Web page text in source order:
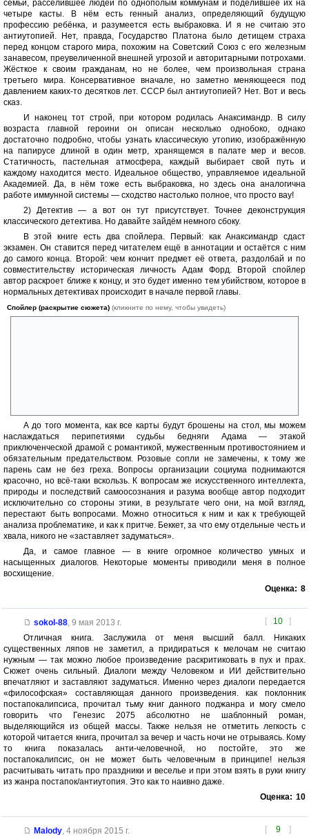
семьи, расселившее людей по однополым коммунам и поделившее их на
четыре касты. В нём есть генный анализ, определяющий будущую
профессию ребёнка, и разумеется есть выбраковка. И я не считаю это
антиутопией. Нет, правда, Государство Платона было детищем страха
перед концом старого мира, похожим на Советский Союз с его железным
занавесом, преувеличенной внешней угрозой и авторитарными потрохами.
Жёсткое к своим гражданам, но не более, чем произвольная страна
третьего мира. Консервативное вначале, но заметно меняющееся под
давлением каких-то десятков лет. СССР был антиутопией? Нет. Вот и весь
сказ.
И наконец тот строй, при котором родилась Анаксимандр. В силу
возраста главной героини он описан несколько однобоко, однако
достаточно подробно, чтобы узнать классическую утопию, изображённую
на папирусе длиной в один метр, хранящемся в палате мер и весов.
Статичность, пастельная атмосфера, каждый выбирает свой путь и
каждому находится место. Идеальное общество, управляемое идеальной
Академией. Да, в нём тоже есть выбраковка, но здесь она аналогична
работе иммунной системы — сходство настолько полное, что просто вау!
2) Детектив — а вот он тут присутствует. Точнее деконструкция
классического детектива. Но давайте зайдём немного сбоку.
В этой книге есть два спойлера. Первый: как Анаксимандр сдаст
экзамен. Он ставится перед читателем ещё в аннотации и остаётся с ним
до самого конца. Второй: чем кончит предмет её ответа, раздолбай и по
совместительству историческая личность Адам Форд. Второй спойлер
автор раскроет ближе к концу, и это будет именно тем убийством, которое в
нормальных детективах происходит в начале первой главы.
Спойлер (раскрытие сюжета) (кликните по нему, чтобы увидеть)
А до того момента, как все карты будут брошены на стол, мы можем
наслаждаться перипетиями судьбы бедняги Адама — этакой
приключенческой драмой с романтикой, мужественным противостоянием и
обязательным предательством. Розовые сопли не замечены, к тому же
парень сам не без греха. Вопросы организации социума поднимаются
красочно, но всё-таки вскользь. К вопросам же искусственного интеллекта,
природы и последствий самоосознания и разума вообще автор подходит
исключительно со стороны этики, в результате чего они, на мой взгляд,
перестают быть вопросами. Можно относиться к ним и как к требующей
анализа проблематике, и как к притче. Беккет, за что ему отдельные честь и
хвала, никого не «заставляет задуматься».
Да, и самое главное — в книге огромное количество умных и
насыщенных диалогов. Некоторые моменты приводили меня в полное
восхищение.
Оценка: 8
[ 10 ]
sokol-88, 9 мая 2013 г.
Отличная книга. Заслужила от меня высший балл. Никаких
существенных ляпов не заметил, а придираться к мелочам не считаю
нужным — так можно любое произведение раскритиковать в пух и прах.
Сюжет очень сильный. Диалоги между Человеком и ИИ действительно
впечатляют и заставляют задуматься. Именно через диалоги передается
«философская» составляющая данного произведения. как поклонник
постапокалипсиса, прочитал тьму книг данного поджанра и могу смело
говорить что Генезис 2075 абсолютно не шаблонный роман,
выделяющийся из общей массы. Также нельзя не отметить легкость с
которой читается книга, прочитал за вечер и часть ночи не отрываясь. Кому
то книга показалась анти-человечной, но постойте, это же
постапокалипсис, он не может быть человечным в принципе! нельзя
расчитывать читать про праздники и веселье и при этом взять в руки книгу
из жанра постапок/антиутопия. Это как то наивно даже.
Оценка: 10
[ 9 ]
Malody, 4 ноября 2015 г.